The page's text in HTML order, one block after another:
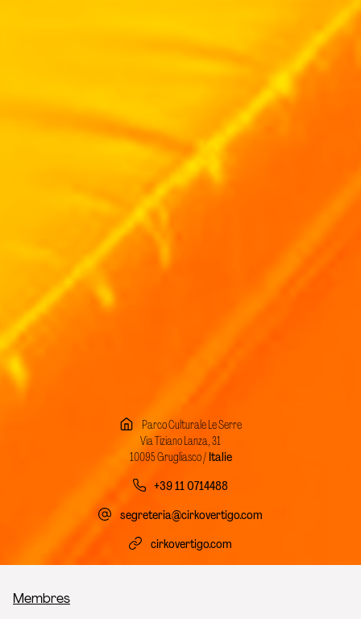
Parco Culturale Le Serre
Via Tiziano Lanza, 31
10095 Grugliasco / Italie
+39 11 0714488
segreteria@cirkovertigo.com
cirkovertigo.com
Fil d’Ariane
Membres